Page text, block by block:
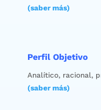
(saber más)
Perfil Objetivo
Analítico, racional,
(saber más)